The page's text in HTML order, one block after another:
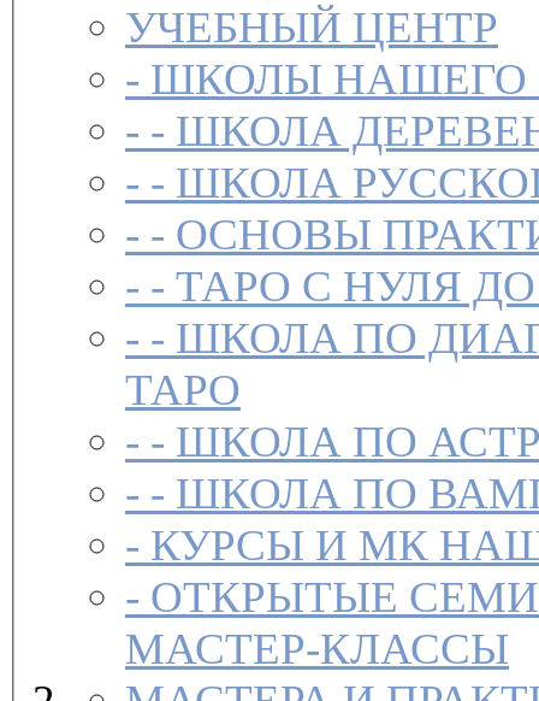
УЧЕБНЫЙ ЦЕНТР
- ШКОЛЫ НАШЕГО
- - ШКОЛА
- - ШКОЛА
- - ОСНОВЫ
- - ТАРО С НУЛЯ
- - ШКОЛА ПО
ТАРО
- - ШКОЛА ПО
- - ШКОЛА ПО
-
- ОТКРЫТЫЕ
МАСТЕР-КЛАССЫ